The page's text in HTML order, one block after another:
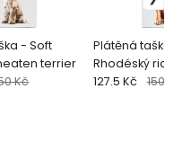
- Soft
terrier
Kč
Plátěná
Rhodéský
127.5 Kč
150